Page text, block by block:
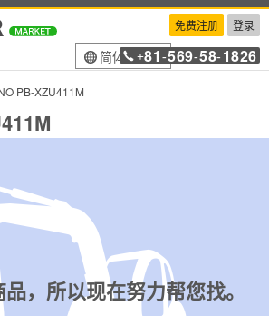
免费注册 登录
简体中文
+81 -569-58-1826
PB-XZU411M
，所以现在努力帮您找。